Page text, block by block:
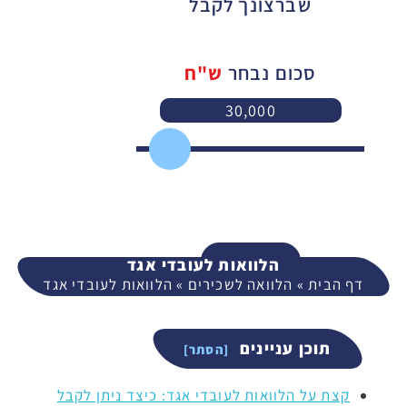
סכום נבחר ש"ח
30,000
המשך
הלוואות לעובדי אגד
דף הבית » הלוואה לשכירים »הלוואות לעובדי אגד
תוכן עניינים
קצת על הלוואות לעובדי אגד: כיצד ניתן לקבל